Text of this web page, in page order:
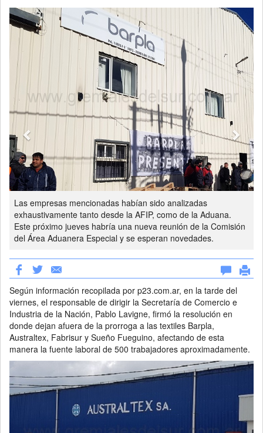
Las empresas mencionadas habían sido analizadas
exhaustivamente tanto desde la AFIP, como de la Aduana.
Este próximo jueves habría una nueva reunión de la Comisión
del Área Aduanera Especial y se esperan novedades.
Previous Next
Según información recopilada por p23.com.ar, en la tarde del
viernes, el responsable de dirigir la Secretaría de Comercio e
Industria de la Nación, Pablo Lavigne, firmó la resolución en
donde dejan afuera de la prorroga a las textiles Barpla,
Australtex, Fabrisur y Sueño Fueguino, afectando de esta
manera la fuente laboral de 500 trabajadores aproximadamente.